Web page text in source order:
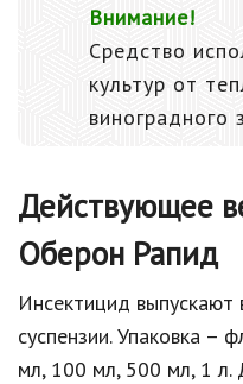
Внимание!
Средство
культур от
виноградного
Действующее
Оберон Рапид
Инсектицид
суспензии. Упаковка –
мл, 100 мл, 500 мл, 1